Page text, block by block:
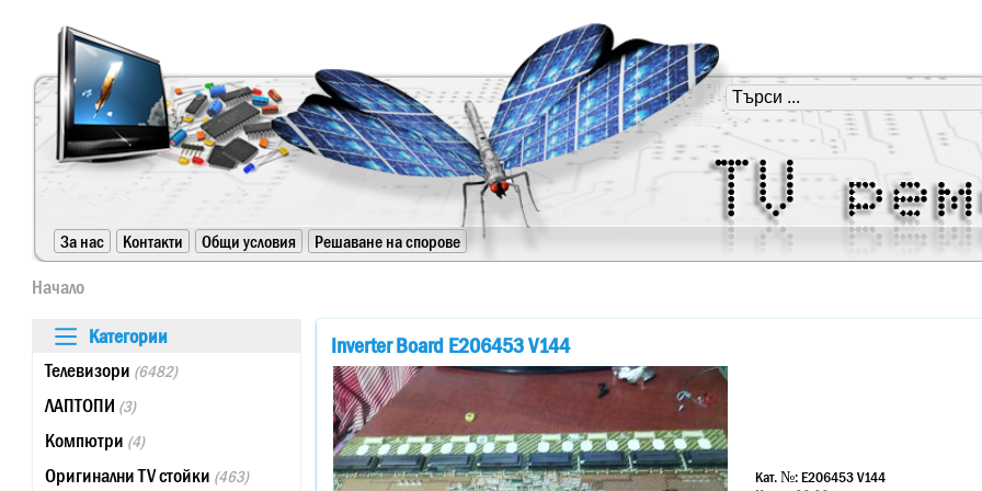
За нас Контакти Общи условия
Решаване на спорове
https://www.high-endrolex.com/24
Начало
Категории
Телевизори (6482)
ЛАПТОПИ (3)
Компютри (4)
Оригинални TV стойки (463)
Inverter Board E206453 V144
Кат. №:E206453 V144